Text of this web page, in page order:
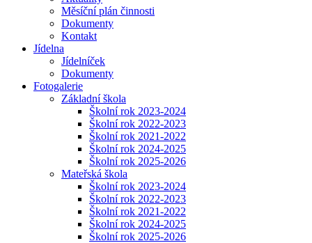
Měsíční plán činnosti
Dokumenty
Kontakt
Jídelna
Jídelníček
Dokumenty
Fotogalerie
Základní škola
Školní rok 2023-2024
Školní rok 2022-2023
Školní rok 2021-2022
Školní rok 2024-2025
Školní rok 2025-2026
Mateřská škola
Školní rok 2023-2024
Školní rok 2022-2023
Školní rok 2021-2022
Školní rok 2024-2025
Školní rok 2025-2026